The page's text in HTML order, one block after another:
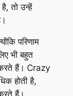
तो उन्हें
परिणाम
भी बहुत
करते हैं। Crazy
होती है,